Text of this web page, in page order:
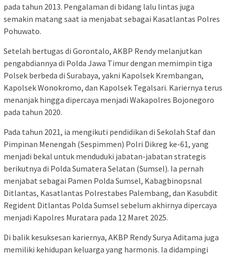
pada tahun 2013. Pengalaman di bidang lalu lintas juga
semakin matang saat ia menjabat sebagai Kasatlantas Polres
Pohuwato.
Setelah bertugas di Gorontalo, AKBP Rendy melanjutkan
pengabdiannya di Polda Jawa Timur dengan memimpin tiga
Polsek berbeda di Surabaya, yakni Kapolsek Krembangan,
Kapolsek Wonokromo, dan Kapolsek Tegalsari. Kariernya terus
menanjak hingga dipercaya menjadi Wakapolres Bojonegoro
pada tahun 2020.
Pada tahun 2021, ia mengikuti pendidikan di Sekolah Staf dan
Pimpinan Menengah (Sespimmen) Polri Dikreg ke-61, yang
menjadi bekal untuk menduduki jabatan-jabatan strategis
berikutnya di Polda Sumatera Selatan (Sumsel). Ia pernah
menjabat sebagai Pamen Polda Sumsel, Kabagbinopsnal
Ditlantas, Kasatlantas Polrestabes Palembang, dan Kasubdit
Regident Ditlantas Polda Sumsel sebelum akhirnya dipercaya
menjadi Kapolres Muratara pada 12 Maret 2025.
Di balik kesuksesan kariernya, AKBP Rendy Surya Aditama juga
memiliki kehidupan keluarga yang harmonis. Ia didampingi